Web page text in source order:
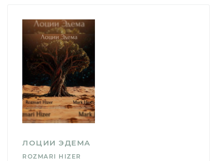
ЛОЦИИ ЭДЕМА
ROZMARI HIZER